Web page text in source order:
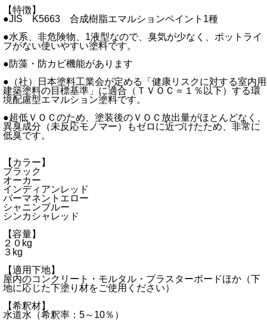
【特徴】
●JIS K5663 合成樹脂エマルションペイント1種
●水系、非危険物、1液型なので、臭気が少なく、ポットライ
フがない使いやすい塗料です。
●防藻・防カビ機能があります
●（社）日本塗料工業会が定める「健康リスクに対する室内用
建築塗料の目標基準」に適合（ＴＶＯＣ＝１％以下）する環
境配慮型エマルション塗料です。
●超低ＶＯＣのため、塗装後のＶＯＣ放出量がほとんどなく、
異臭成分（未反応モノマー）もゼロに近づけたため、非常に
低臭です。
【カラー】
ブラック
オーカー
インディアンレッド
パーマネントエロー
シャニンブルー
シンカシャレッド
【容量】
２０kg
３kg
【適用下地】
屋内のコンクリート・モルタル・プラスターボードほか（下
地に応じた下塗り材をご使用ください）
【希釈材】
水道水（希釈率：5～10％）